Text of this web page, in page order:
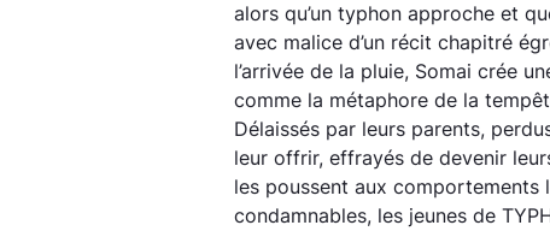
alors qu’un typhon approche et
avec malice d’un récit chapitré
l’arrivée de la pluie, Somai crée
comme la métaphore de la
Délaissés par leurs parents,
leur offrir, effrayés de devenir
les poussent aux comportements
condamnables, les jeunes de